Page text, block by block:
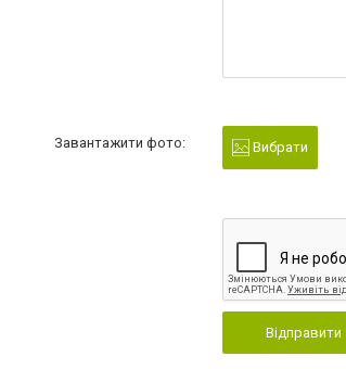
Завантажити фото: Вибрати
Відправити